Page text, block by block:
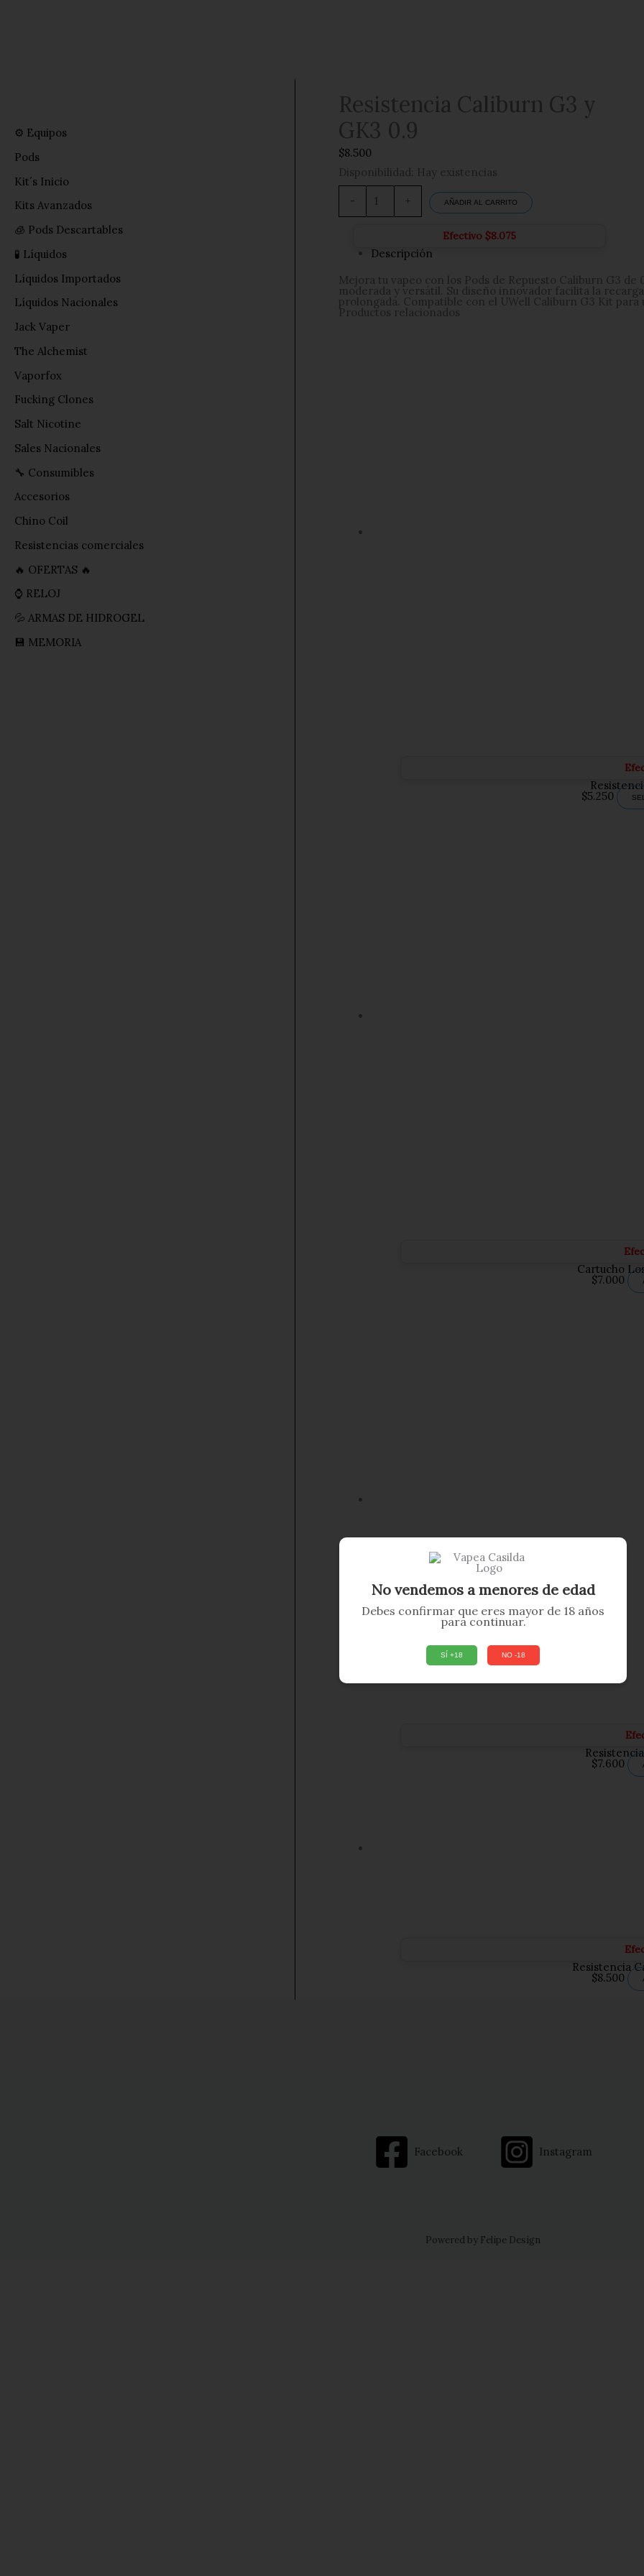
⚙️ Equipos
Pods
Kit´s Inicio
Kits Avanzados
🧊 Pods Descartables
🧪 Líquidos
Líquidos Importados
Líquidos Nacionales
Jack Vaper
The Alchemist
Vaporfox
Fucking Clones
Salt Nicotine
Sales Nacionales
🔧 Consumibles
Accesorios
Chino Coil
Resistencias comerciales
🔥 OFERTAS 🔥
⌚ RELOJ
💦 ARMAS DE HIDROGEL
💾 MEMORIA
Resistencia Caliburn G3 y
GK3 0.9
$8.500
Disponibilidad: Hay existencias
-
Resistencia
Caliburn
cantidad
+ AÑADIR AL CARRITO
Efectivo $8.075
Descripción
Mejora tu vapeo con los Pods de Repuesto Caliburn G3
moderada y versátil. Su diseño innovador facilita la
prolongada. Compatible con el UWell Caliburn G3 Kit
Productos relacionados
$5.250
Cartucho
$7.000
$7.600
Resistencia
$8.500
Facebook Instagram
Powered by Felipe Design
No vendemos a menores de edad
Debes confirmar que eres mayor de 18 años
para continuar.
SÍ +18 NO -18